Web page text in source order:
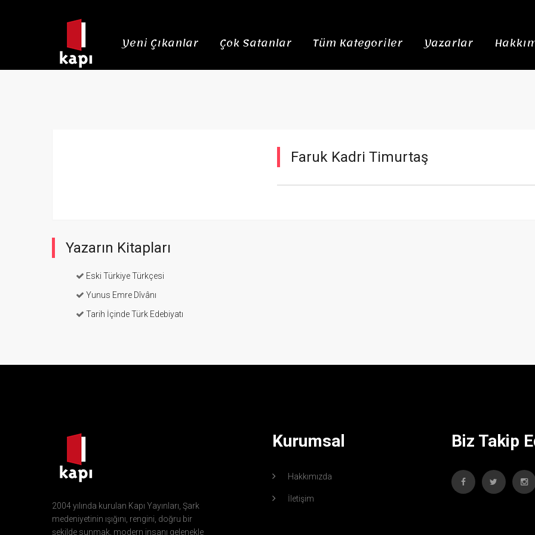
Yeni Çıkanlar Çok Satanlar Tüm Kategoriler Yazarlar
Faruk Kadri Timurtaş
Yazarın Kitapları
Eski Türkiye Türkçesi
Yunus Emre Dîvânı
Tarih İçinde Türk Edebiyatı
2004 yılında kurulan Kapı Yayınları, Şark
medeniyetinin ışığını, rengini, doğru bir
şekilde sunmak, modern insanı gelenekle
Kurumsal
Hakkımızda
İletişim
Biz Takip